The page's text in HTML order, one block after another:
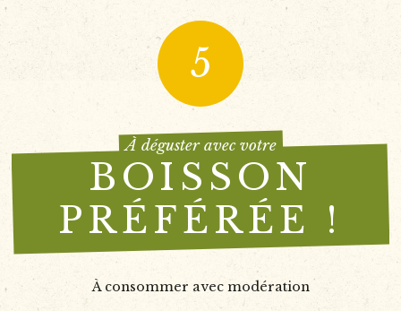
5
À déguster avec votre
BOISSON
PRÉFÉRÉE !
À consommer avec modération